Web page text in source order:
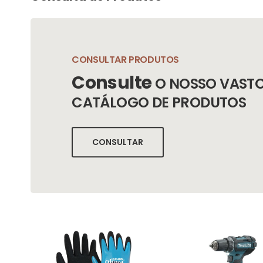
CONSULTAR PRODUTOS
ConsulteO NOSSO
CATÁLOGO DE PRODUTOS
CONSULTAR